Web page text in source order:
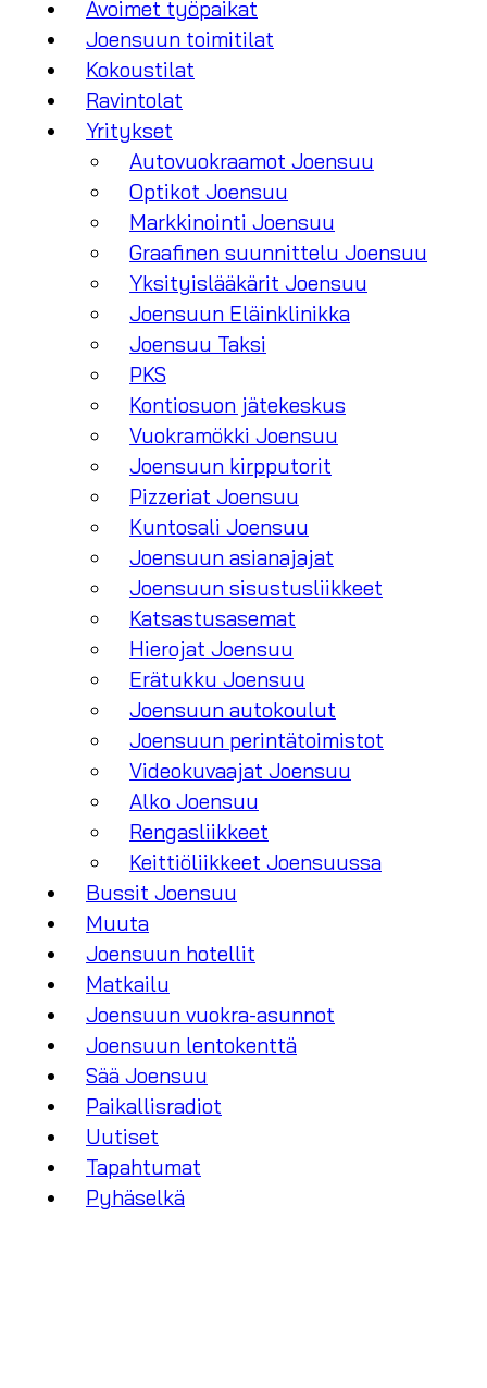
Avoimet työpaikat
Joensuun toimitilat
Kokoustilat
Ravintolat
Yritykset
Autovuokraamot Joensuu
Optikot Joensuu
Markkinointi Joensuu
Graafinen suunnittelu Joensuu
Yksityislääkärit Joensuu
Joensuun Eläinklinikka
Joensuu Taksi
PKS
Kontiosuon jätekeskus
Vuokramökki Joensuu
Joensuun kirpputorit
Pizzeriat Joensuu
Kuntosali Joensuu
Joensuun asianajajat
Joensuun sisustusliikkeet
Katsastusasemat
Hierojat Joensuu
Erätukku Joensuu
Joensuun autokoulut
Joensuun perintätoimistot
Videokuvaajat Joensuu
Alko Joensuu
Rengasliikkeet
Keittiöliikkeet Joensuussa
Bussit Joensuu
Muuta
Joensuun hotellit
Matkailu
Joensuun vuokra-asunnot
Joensuun lentokenttä
Sää Joensuu
Paikallisradiot
Uutiset
Tapahtumat
Pyhäselkä